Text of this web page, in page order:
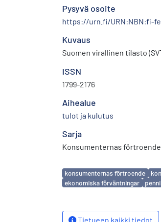
Pysyvä osoite
https://urn.fi/URN:NBN:fi-
Kuvaus
Suomen virallinen tilasto
ISSN
1799-2176
Aihealue
tulot ja kulutus
Sarja
Konsumenternas förtroende
Avainsanat
konsumenternas förtroende
ekonomiska förväntningar
Tietueen kaikki tiedot